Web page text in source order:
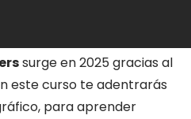
surge en 2025 gracias al
este curso te adentrarás
para aprender